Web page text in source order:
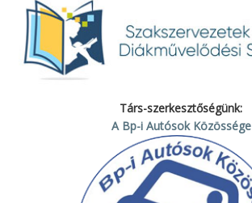
Társ-szerkesztőségünk:
A Bp-i Autósok Közössége